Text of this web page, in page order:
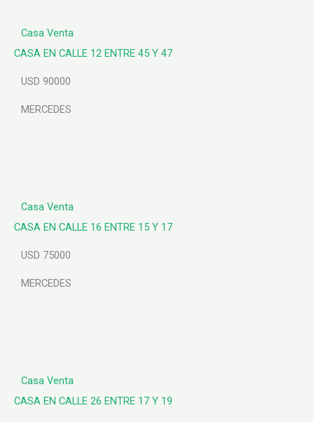
Casa Venta
CASA EN CALLE 12 ENTRE 45 Y 47
USD 90000
MERCEDES
Casa Venta
CASA EN CALLE 16 ENTRE 15 Y 17
USD 75000
MERCEDES
Casa Venta
CASA EN CALLE 26 ENTRE 17 Y 19